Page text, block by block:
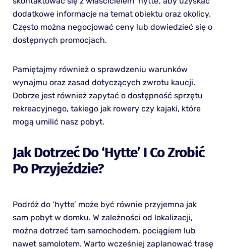
dodatkowe informacje na temat obiektu oraz okolicy.
Często można negocjować ceny lub dowiedzieć się o
dostępnych promocjach.
Pamiętajmy również o sprawdzeniu warunków
wynajmu oraz zasad dotyczących zwrotu kaucji.
Dobrze jest również zapytać o dostępność sprzętu
rekreacyjnego, takiego jak rowery czy kajaki, które
mogą umilić nasz pobyt.
Jak Dotrzeć Do ‘hytte’ I Co Zrobić
Po Przyjeździe?
Podróż do ‘hytte’ może być równie przyjemna jak
sam pobyt w domku. W zależności od lokalizacji,
można dotrzeć tam samochodem, pociągiem lub
nawet samolotem. Warto wcześniej zaplanować trasę